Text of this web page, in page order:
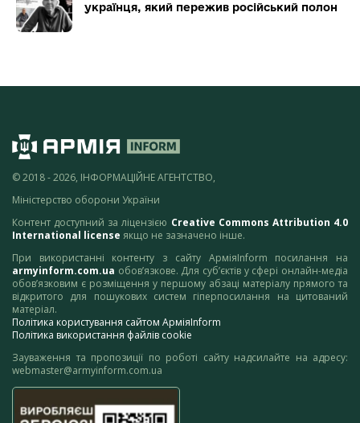
українця, який пережив російський полон
© 2018 - 2026, ІНФОРМАЦІЙНЕ АГЕНТСТВО,
Міністерство оборони України
Контент доступний за ліцензією Creative Commons Attribution 4.0
International license якщо не зазначено інше.
При використанні контенту з сайту АрміяInform посилання на
armyinform.com.ua обов’язкове. Для суб’єктів у сфері онлайн-медіа
обов’язковим є розміщення у першому абзаці матеріалу прямого та
відкритого для пошукових систем гіперпосилання на цитований
матеріал.
Політика користування сайтом АрміяInform
Політика використання файлів cookie
Зауваження та пропозиції по роботі сайту надсилайте на адресу:
webmaster@armyinform.com.ua